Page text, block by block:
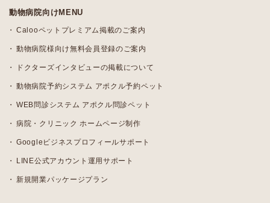
動物病院向けMENU
Calooペットプレミアム掲載のご案内
動物病院様向け無料会員登録のご案内
ドクターズインタビューの掲載について
動物病院予約システム アポクル予約ペット
WEB問診システム アポクル問診ペット
病院・クリニック ホームページ制作
Googleビジネスプロフィールサポート
LINE公式アカウント運用サポート
新規開業パッケージプラン